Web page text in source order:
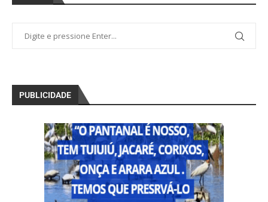
PUBLICIDADE